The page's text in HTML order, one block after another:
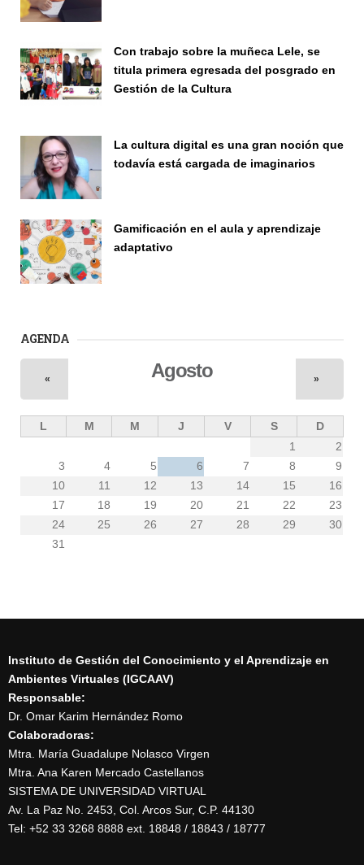
Con trabajo sobre la muñeca Lele, se
titula primera egresada del posgrado en
Gestión de la Cultura
La cultura digital es una gran noción que
todavía está cargada de imaginarios
Gamificación en el aula y aprendizaje
adaptativo
AGENDA
Agosto
« »
L M M J V S
D
1
2
3
4 5 6 7 8
9
10
11 12 13 14 15
16
17
18 19 20 21 22
23
24
25 26 27 28 29
30
31
Instituto de Gestión del Conocimiento y el Aprendizaje en
Ambientes Virtuales (IGCAAV)
Responsable:
Dr. Omar Karim Hernández Romo
Colaboradoras:
Mtra. María Guadalupe Nolasco Virgen
Mtra. Ana Karen Mercado Castellanos
SISTEMA DE UNIVERSIDAD VIRTUAL
Av. La Paz No. 2453, Col. Arcos Sur, C.P. 44130
Tel: +52 33 3268 8888‏ ext. 18848 / 18843 / 18777